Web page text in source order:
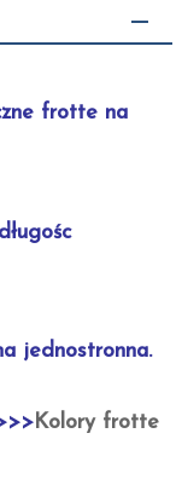
frotte na
jednostronna.
Kolory frotte